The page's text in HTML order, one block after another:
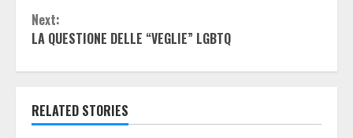
Next:
LA QUESTIONE DELLE “VEGLIE” LGBTQ
RELATED STORIES